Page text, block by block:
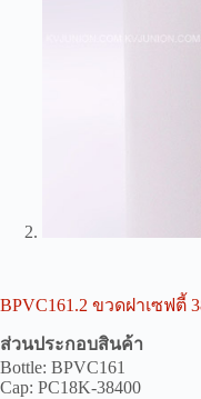
BPVC161.2 ขวดฝาเซฟตี้
ส่วนประกอบสินค้า
Bottle: BPVC161
Cap: PC18K-38400